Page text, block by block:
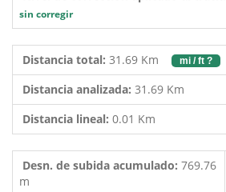
sin corregir
Distancia total: 31.69 Km mi / ft ?
Distancia analizada: 31.69 Km
Distancia lineal: 0.01 Km
Desn. de subida acumulado: 769.76
m